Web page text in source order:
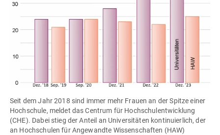
Seit dem Jahr 2018 sind immer mehr Frauen an der Spitze einer
Hochschule, meldet das Centrum für Hochschulentwicklung
(CHE). Dabei stieg der Anteil an Universitäten kontinuierlich, der
an Hochschulen für Angewandte Wissenschaften (HAW)